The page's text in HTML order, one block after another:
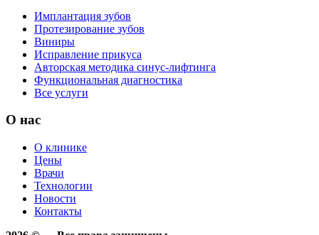
Имплантация зубов
Протезирование зубов
Виниры
Исправление прикуса
Авторская методика синус-лифтинга
Функциональная диагностика
Все услуги
О нас
О клинике
Цены
Врачи
Технологии
Новости
Контакты